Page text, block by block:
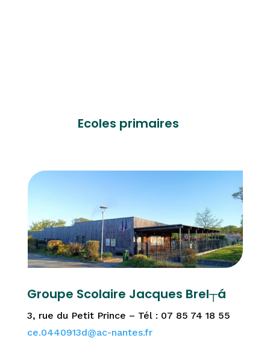
Ecoles primaires
Groupe Scolaire Jacques Brel┬á
3, rue du Petit Prince – Tél : 07 85 74 18 55
ce.0440913d@ac-nantes.fr